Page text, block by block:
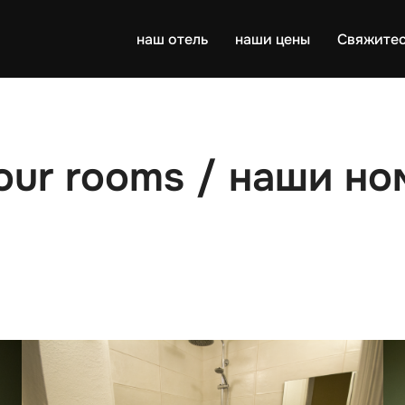
наш отель наши цены
rooms / наши